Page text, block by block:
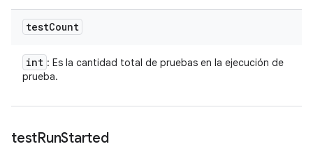
testCount
int : Es la cantidad total de pruebas en la ejecución de
prueba.
testRunStarted